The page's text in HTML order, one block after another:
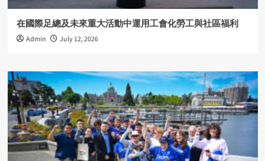
在國際足總及未來重大活動中運用工會化勞工與社區福利
Admin July 12, 2026